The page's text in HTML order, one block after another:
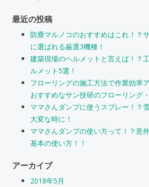
最近の投稿
防塵マルノコのおすすめはこれ！？
に選ばれる厳選3機種！
建築現場のヘルメットと言えば！？
ルメット5選！
フローリングの施工方法で作業効率
おすすめなサン技研のフローリング
ママさんダンプに使うスプレー！？
大変な時に！
ママさんダンプの使い方って！？意
基本の使い方！！
アーカイブ
2018年5月